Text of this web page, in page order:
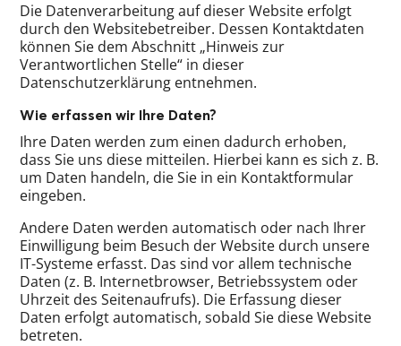
Die Datenverarbeitung auf dieser Website erfolgt
durch den Websitebetreiber. Dessen Kontaktdaten
können Sie dem Abschnitt „Hinweis zur
Verantwortlichen Stelle“ in dieser
Datenschutzerklärung entnehmen.
Wie erfassen wir Ihre Daten?
Ihre Daten werden zum einen dadurch erhoben,
dass Sie uns diese mitteilen. Hierbei kann es sich z. B.
um Daten handeln, die Sie in ein Kontaktformular
eingeben.
Andere Daten werden automatisch oder nach Ihrer
Einwilligung beim Besuch der Website durch unsere
IT-Systeme erfasst. Das sind vor allem technische
Daten (z. B. Internetbrowser, Betriebssystem oder
Uhrzeit des Seitenaufrufs). Die Erfassung dieser
Daten erfolgt automatisch, sobald Sie diese Website
betreten.